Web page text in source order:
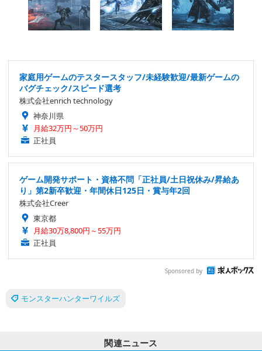
家庭用ゲームのテスタースタッフ/未経験歓迎/最新ゲームの
バグチェック/スピード選考
株式会社enrich technology
神奈川県
月給32万円～50万円
正社員
ゲーム開発サポート・資格不問「正社員/土日祝休み/昇給あ
り」第2新卒歓迎・年間休日125日・賞与年2回
株式会社Creer
東京都
月給30万8,800円～55万円
正社員
Sponsored by
モンスターハンターワイルズ
関連ニュース